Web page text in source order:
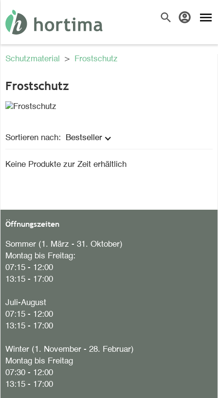
search account_circle menu
Schutzmaterial > Frostschutz
Frostschutz
Sortieren nach: Bestseller
Keine Produkte zur Zeit erhältlich
Öffnungszeiten
Sommer (1. März - 31. Oktober)
Montag bis Freitag:
07:15 - 12:00
13:15 - 17:00
Juli-August
07:15 - 12:00
13:15 - 17:00
Winter (1. November - 28. Februar)
Montag bis Freitag
07:30 - 12:00
13:15 - 17:00